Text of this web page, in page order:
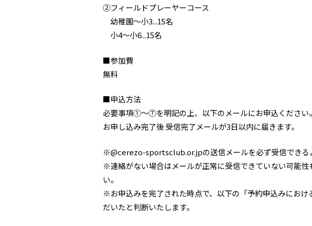
②フィールドプレーヤーコース
幼稚園～小3...15名
小4～小6...15名
■参加費
無料
■申込方法
必要事項①～⑦を明記の上、以下のメールにお申込ください。
お申し込み完了後 受信完了メールが3日以内に届きます。
※@cerezo-sportsclub.or.jpの送信メールを必ず受信できる
※連絡がない場合はメールが正常に受信できていない可能
い。
※お申込みを完了された時点で、以下の「予約申込みにお
だいたと判断いたします。